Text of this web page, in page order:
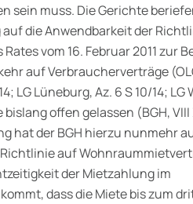
sein muss. Die Gerichte
die Anwendbarkeit der
vom 16. Februar 2011 zur
auf Verbraucherverträge
LG Lüneburg, Az. 6 S 10/14;
offen gelassen (BGH,
hat der BGH hierzu nunmehr
auf
der Mietzahlung im
dass die Miete bis zum